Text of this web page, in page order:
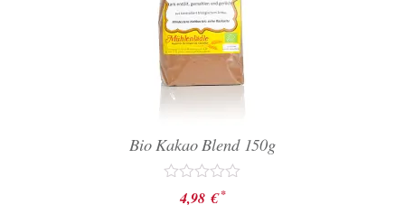
Bio Kakao Blend 150g
Bewertet
4,98 € *